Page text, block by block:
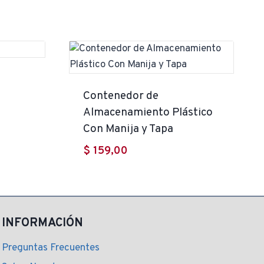
Contenedor de
Almacenamiento Plástico
Con Manija y Tapa
$ 159,00
INFORMACIÓN
Preguntas Frecuentes